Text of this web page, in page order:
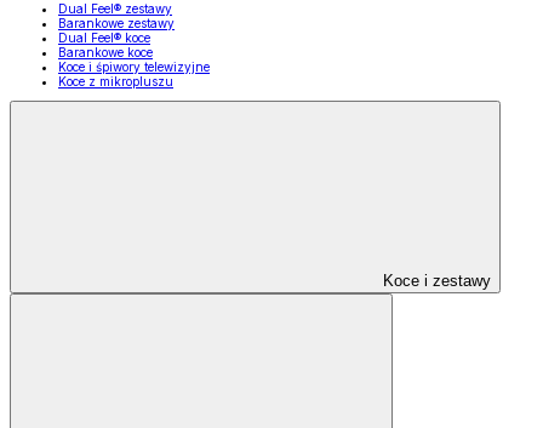
Dual Feel® zestawy
Barankowe zestawy
Dual Feel® koce
Barankowe koce
Koce i śpiwory telewizyjne
Koce z mikropluszu
Koce i zestawy